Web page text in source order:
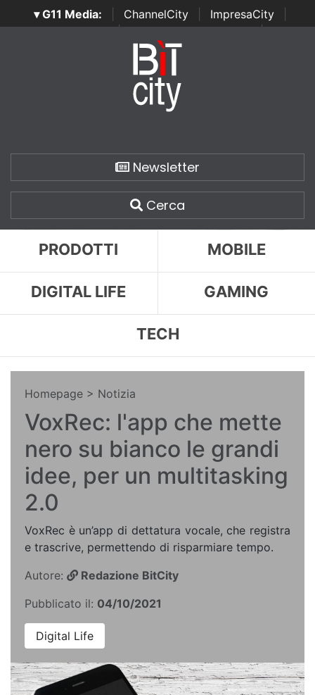
▾ G11 Media: ChannelCity ImpresaCity
SecurityOpenLab | Italian Channel Awards | Italian
Italian Security Awards
Newsletter
Cerca
PRODOTTI MOBILE
DIGITAL LIFE GAMING
TECH
Homepage > Notizia
VoxRec: l'app che mette
nero su bianco le grandi
idee, per un multitasking
2.0
VoxRec è un’app di dettatura vocale, che registra
e trascrive, permettendo di risparmiare tempo.
Autore:
Redazione BitCity
Pubblicato il: 04/10/2021
Digital Life